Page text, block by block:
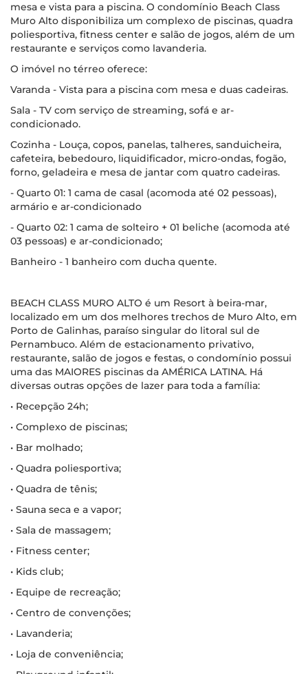
mesa e vista para a piscina. O condomínio Beach Class
Muro Alto disponibiliza um complexo de piscinas, quadra
poliesportiva, fitness center e salão de jogos, além de um
restaurante e serviços como lavanderia.
O imóvel no térreo oferece:
Varanda - Vista para a piscina com mesa e duas cadeiras.
Sala - TV com serviço de streaming, sofá e ar-
condicionado.
Cozinha - Louça, copos, panelas, talheres, sanduicheira,
cafeteira, bebedouro, liquidificador, micro-ondas, fogão,
forno, geladeira e mesa de jantar com quatro cadeiras.
- Quarto 01: 1 cama de casal (acomoda até 02 pessoas),
armário e ar-condicionado
- Quarto 02: 1 cama de solteiro + 01 beliche (acomoda até
03 pessoas) e ar-condicionado;
Banheiro - 1 banheiro com ducha quente.
BEACH CLASS MURO ALTO é um Resort à beira-mar,
localizado em um dos melhores trechos de Muro Alto, em
Porto de Galinhas, paraíso singular do litoral sul de
Pernambuco. Além de estacionamento privativo,
restaurante, salão de jogos e festas, o condomínio possui
uma das MAIORES piscinas da AMÉRICA LATINA. Há
diversas outras opções de lazer para toda a família:
• Recepção 24h;
• Complexo de piscinas;
• Bar molhado;
• Quadra poliesportiva;
• Quadra de tênis;
• Sauna seca e a vapor;
• Sala de massagem;
• Fitness center;
• Kids club;
• Equipe de recreação;
• Centro de convenções;
• Lavanderia;
• Loja de conveniência;